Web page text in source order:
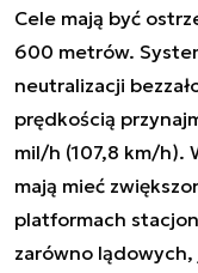
Cele mają być
600 metrów.
neutralizacji
prędkością
mil/h (107,8 km/h).
mają mieć
platformach
zarówno lądowych,